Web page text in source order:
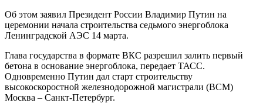
Об этом заявил Президент России Владимир Путин на
церемонии начала строительства седьмого энергоблока
Ленинградской АЭС 14 марта.
Глава государства в формате ВКС разрешил залить первый
бетона в основание энергоблока, передает ТАСС.
Одновременно Путин дал старт строительству
высокоскоростной железнодорожной магистрали (ВСМ)
Москва – Санкт-Петербург.